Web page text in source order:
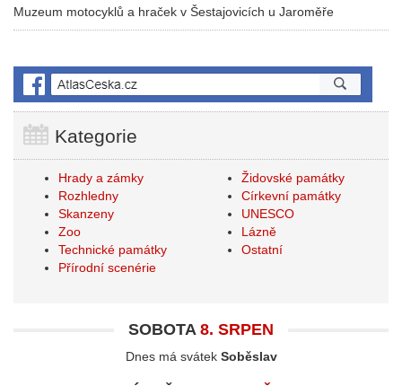
Muzeum motocyklů a hraček v Šestajovicích u Jaroměře
Kategorie
Hrady a zámky
Rozhledny
Skanzeny
Zoo
Technické památky
Přírodní scenérie
Židovské památky
Církevní památky
UNESCO
Lázně
Ostatní
SOBOTA 8. SRPEN
Dnes má svátek Soběslav